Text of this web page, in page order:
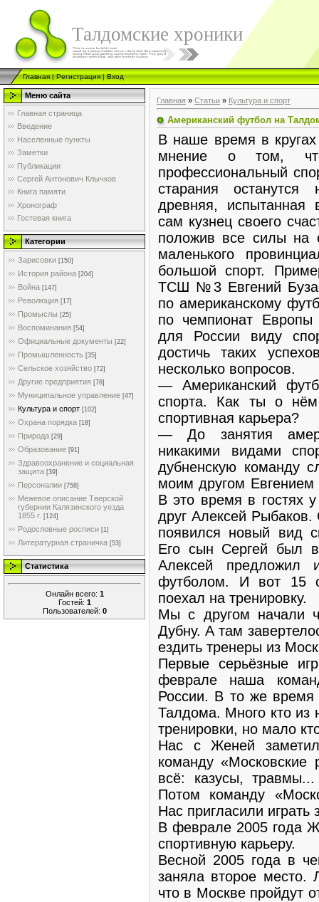
Талдомские хроники
Главная|Регистрация|Вход
Меню сайта
Главная страница
Введение
Населенные пункты
Заметки
Публикации
Сергей Антонович Клычков
Книга памяти
Хронограф
Гостевая книга
Категории
Зарисовки [150]
История района [204]
Война [147]
Революция [17]
Промыслы [25]
Воспоминания [54]
Официальные документы [22]
Промышленность [35]
Сельское хозяйство [72]
Другие предприятия [78]
Муниципальное управление [47]
Культура и спорт [102]
Охрана порядка [18]
Природа [29]
Образование [91]
Здравоохранение и социальная
защита [39]
Персоналии [758]
Межевое описание Тверской
губернии Калязинского уезда
1855 г. [124]
Родословные росписи [1]
Литературная страничка [53]
Статистика
Онлайн всего: 1
Гостей: 1
Пользователей: 0
Главная » Статьи » Культура и спорт
Американский футбол на
В наше время в
мнение о том,
профессиональный
старания
древняя,
сам кузнец своего
положив все силы на
маленького
большой спорт.
ТСШ №3 Евгений
по американскому
по чемпионат Европы
для России виду
достичь таких
несколько вопросов.
— Американский
спорта. Как ты о
спортивная карьера?
— До занятия
никакими видами
дубненскую команду
моим другом
В это время в гостях
друг Алексей
появился новый вид
Его сын Сергей был
Алексей предложил
футболом. И вот 15
поехал на тренировку.
Мы с другом начали
Дубну. А там
ездить тренеры из
Первые серьёзные
феврале наша
России. В то же время
Талдома. Много кто из
тренировки, но мало
Нас с Женей
команду
всё: казусы,
Потом команду
Нас пригласили
В феврале 2005 года
спортивную карьеру.
Весной 2005 года в
заняла второе
что в Москве пройдут